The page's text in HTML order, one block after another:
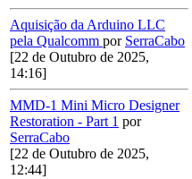
Aquisição da Arduino LLC
pela Qualcomm por SerraCabo
[22 de Outubro de 2025,
14:16]
MMD-1 Mini Micro Designer
Restoration - Part 1 por
SerraCabo
[22 de Outubro de 2025,
12:44]